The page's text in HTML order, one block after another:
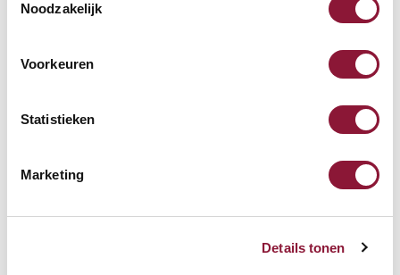
Noodzakelijk
Voorkeuren
Statistieken
Marketing
Details tonen
Aantal:
Offerte aanvragen